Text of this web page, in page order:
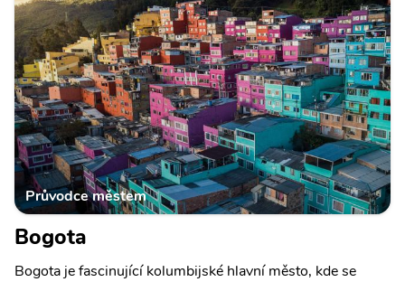
Průvodce městem
Bogota
Bogota je fascinující kolumbijské hlavní město, kde se